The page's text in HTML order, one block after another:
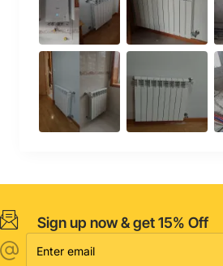
Sign up now & get 15% Off
Enter
email